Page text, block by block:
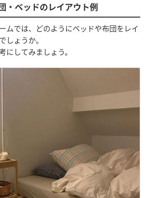
・ベッドのレイアウト例
ムでは、どのようにベッドや布団をレイ
しょうか。
にしてみましょう。